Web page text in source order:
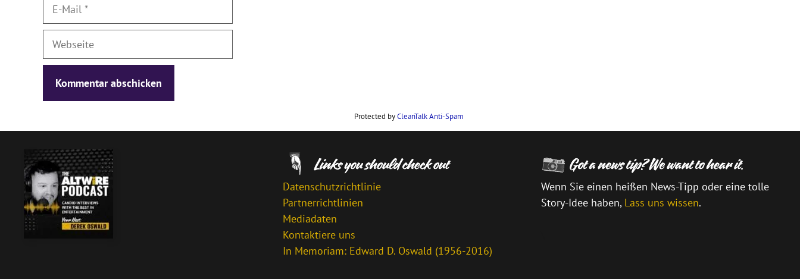
Webseite
Protected byCleanTalk Anti-Spam
Datenschutzrichtlinie
Partnerrichtlinien
Mediadaten
Kontaktiere uns
In Memoriam: Edward D. Oswald (1956-2016)
Wenn Sie einen heißen News-Tipp oder eine tolle
Story-Idee haben, Lass uns wissen.